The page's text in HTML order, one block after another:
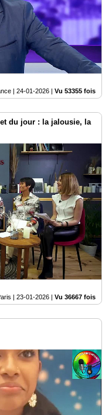
| 24-01-2026 | Vu 53355 fois
du jour : la jalousie, la
| 23-01-2026 Vu 36667 fois